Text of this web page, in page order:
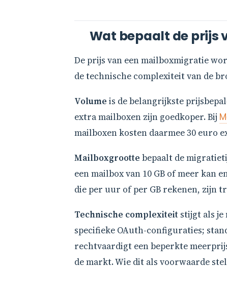
Wat bepaalt de prijs
De prijs van een mailboxmigratie
de technische complexiteit van de
Volume is de belangrijkste
extra mailboxen zijn goedkoper. Bij
mailboxen kosten daarmee 30 euro
Mailboxgrootte bepaalt de
een mailbox van 10 GB of meer kan
die per uur of per GB rekenen, zijn
Technische complexiteit stijgt als
specifieke OAuth-configuraties;
rechtvaardigt een beperkte
de markt. Wie dit als voorwaarde